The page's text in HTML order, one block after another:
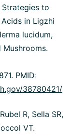
Strategies to
in Ligzhi
lucidum,
PMID:
38780421/
R, Sella SR,
VT.